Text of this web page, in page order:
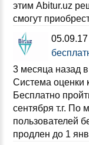
этим Abitur.uz
смогут
05.09.17
3 месяца назад
Система оценки
Бесплатно
сентября т.г. По
пользователей
продлен до 1